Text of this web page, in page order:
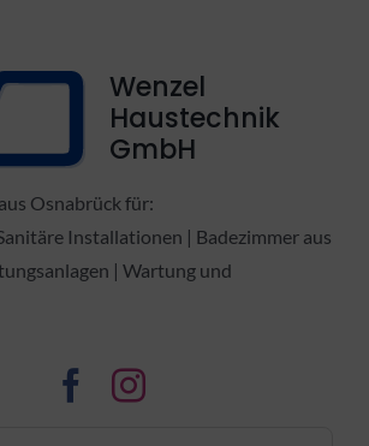
Wenzel
Haustechnik
GmbH
Osnabrück für:
Installationen | Badezimmer aus
| Wartung und